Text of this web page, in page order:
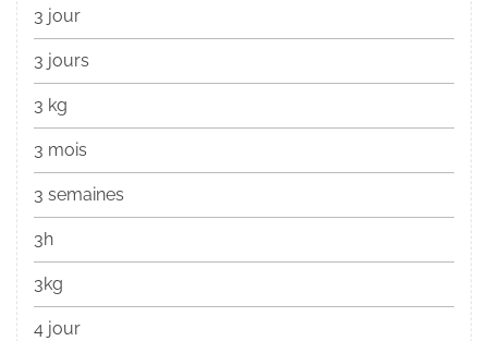
3 jour
3 jours
3 kg
3 mois
3 semaines
3h
3kg
4 jour